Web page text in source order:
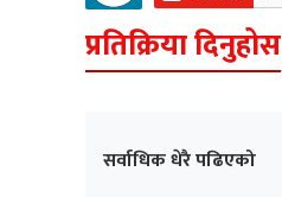
प्रतिक्रिया दिनुहोस
सर्वाधिक धेरै पढिएको